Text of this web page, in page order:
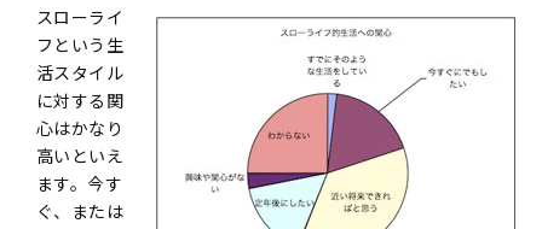
スローライ
フという生
活スタイル
に対する関
心はかなり
高いといえ
ます。今す
ぐ、または